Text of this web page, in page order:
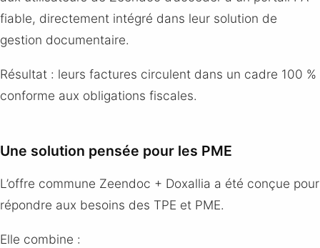
fiable, directement intégré dans leur solution de
gestion documentaire.
Résultat : leurs factures circulent dans un cadre 100 %
conforme aux obligations fiscales.
Une solution pensée pour les PME
L’offre commune Zeendoc + Doxallia a été conçue pour
répondre aux besoins des TPE et PME.
Elle combine :